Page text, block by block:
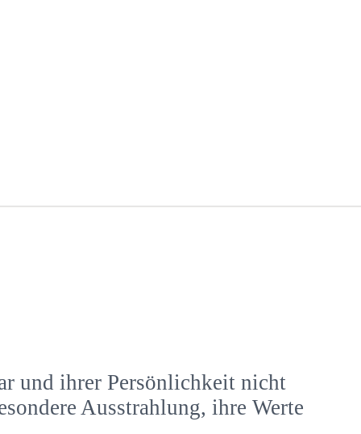
und ihrer Persönlichkeit nicht
Ausstrahlung, ihre Werte